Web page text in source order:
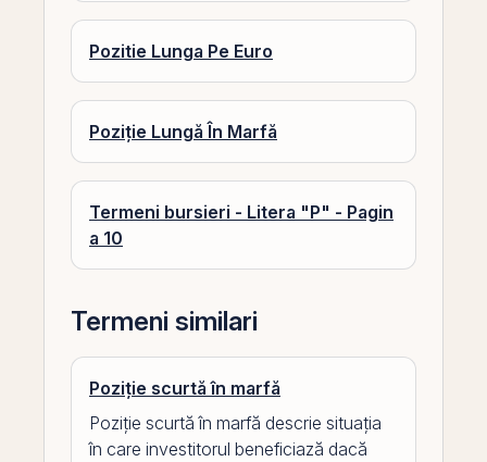
Pozitie Lunga Pe Euro
Poziție Lungă În Marfă
Termeni bursieri - Litera "P" - Pagin
a 10
Termeni similari
Poziție scurtă în marfă
Poziție scurtă în marfă descrie situația
în care investitorul beneficiază dacă